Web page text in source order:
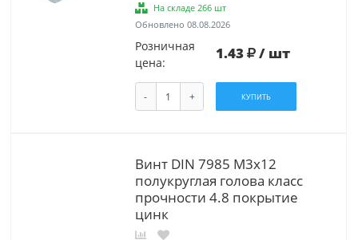
На складе 266 шт
Обновлено 08.08.2026
Розничная
цена:
1.43 / шт
- + КУПИТЬ
Винт DIN 7985 М3х12
полукруглая голова класс
прочности 4.8 покрытие
цинк